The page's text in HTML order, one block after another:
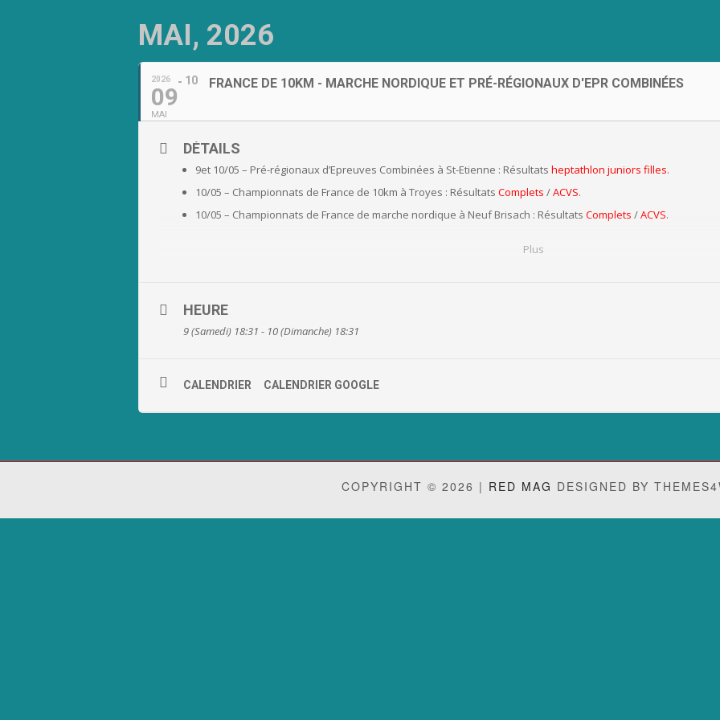
MAI, 2026
2026
09
MAI
10 FRANCE DE 10KM - MARCHE NORDIQUE ET PRÉ-RÉGIONAUX D'EPR COMBINÉES
Plus
DÉTAILS
9et 10/05 – Pré-régionaux d’Epreuves Combinées à St-Etienne : Résultats heptathlon juniors filles.
10/05 – Championnats de France de 10km à Troyes : Résultats Complets /ACVS.
10/05 – Championnats de France de marche nordique à Neuf Brisach : Résultats Complets /ACVS.
HEURE
9 (Samedi) 18:31 - 10 (Dimanche) 18:31
CALENDRIER CALENDRIER GOOGLE
COPYRIGHT © 2026 | RED MAG DESIGNED BY